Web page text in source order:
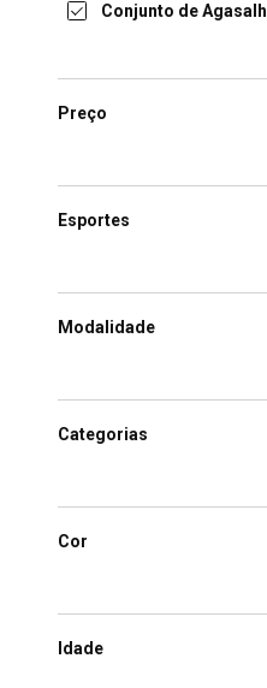
Conjunto de
Preço
Esportes
Modalidade
Categorias
Cor
Idade